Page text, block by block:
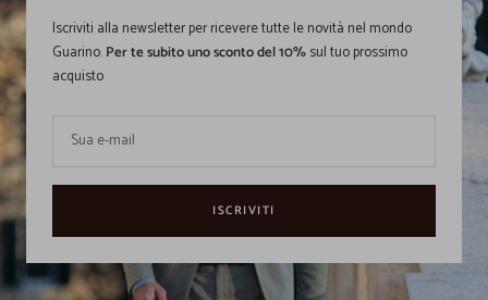
Iscriviti alla newsletter per ricevere tutte le novità nel mondo
Guarino.Per te subito uno sconto del 10%sul tuo prossimo
acquisto
Sua e-mail
ISCRIVITI